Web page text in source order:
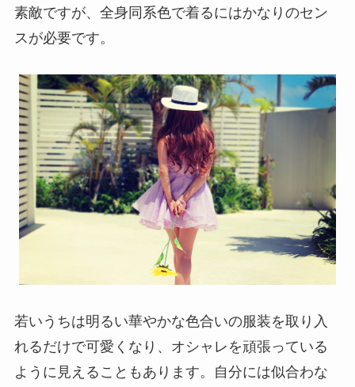
素敵ですが、全身同系色で着るにはかなりのセン
スが必要です。
若いうちは明るい華やかな色合いの服装を取り入
れるだけで可愛くなり、オシャレを頑張っている
ように見えることもあります。自分には似合わな